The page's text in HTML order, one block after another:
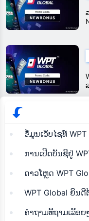
ຂໍ້ມູນເວັບໄຊທ໌ WPT
ການເປີດບັນຊີຢູ່
ດາວໂຫຼດ WPT
WPT Global ຍິນ
ຄຳຖາມທີ່ຖາມເລື້ອ